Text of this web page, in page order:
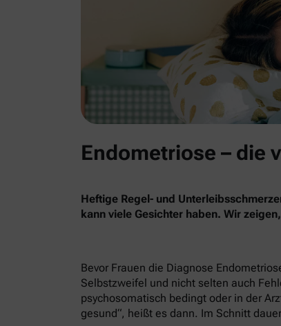
Endometriose – die
Heftige Regel- und
kann viele Gesichter haben. Wir
Bevor Frauen die Diagnose
Selbstzweifel und nicht selten auch
psychosomatisch bedingt oder in der
gesund“, heißt es dann. Im Schnitt